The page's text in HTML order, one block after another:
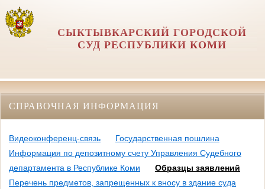
СЫКТЫВКАРСКИЙ ГОРОДСКОЙ
СУД РЕСПУБЛИКИ КОМИ
СПРАВОЧНАЯ ИНФОРМАЦИЯ
Видеоконференц-связь
Государственная пошлина
Информация по депозитному счету Управления Судебного
департамента в Республике Коми
Образцы заявлений
Перечень предметов, запрещенных к вносу в здание суда